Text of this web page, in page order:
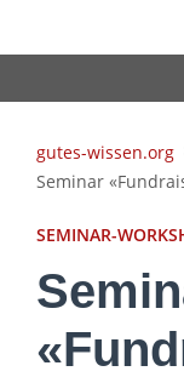
gutes-wissen.org
Seminar
SEMINAR-